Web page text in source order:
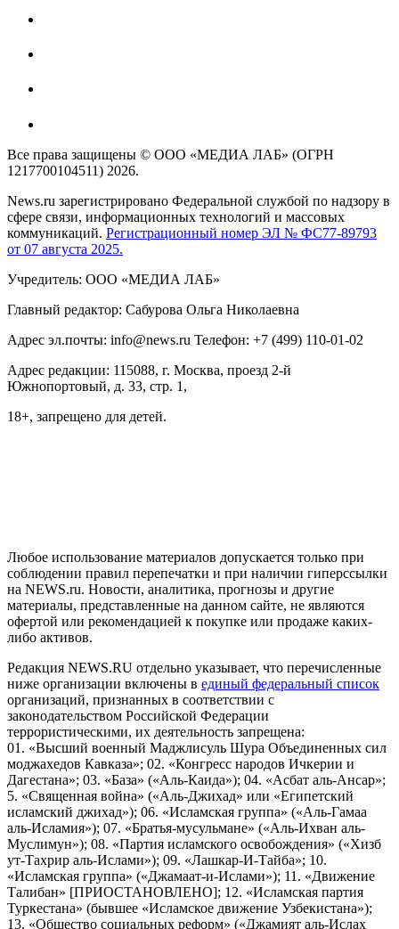
Все права защищены © ООО «МЕДИА ЛАБ» (ОГРН
1217700104511) 2026.
News.ru зарегистрировано Федеральной службой по надзору в
сфере связи, информационных технологий и массовых
коммуникаций. Регистрационный номер ЭЛ № ФС77-89793
от 07 августа 2025.
Учредитель: ООО «МЕДИА ЛАБ»
Главный редактор: Сабурова Ольга Николаевна
Адрес эл.почты: info@news.ru Телефон: +7 (499) 110-01-02
Адрес редакции: 115088, г. Москва, проезд 2-й
Южнопортовый, д. 33, стр. 1,
18+, запрещено для детей.
Любое использование материалов допускается только при
соблюдении правил перепечатки и при наличии гиперссылки
на NEWS.ru. Новости, аналитика, прогнозы и другие
материалы, представленные на данном сайте, не являются
офертой или рекомендацией к покупке или продаже каких-
либо активов.
Редакция NEWS.RU отдельно указывает, что перечисленные
ниже организации включены в единый федеральный список
организаций, признанных в соответствии с
законодательством Российской Федерации
террористическими, их деятельность запрещена:
01. «Высший военный Маджлисуль Шура Объединенных сил
моджахедов Кавказа»; 02. «Конгресс народов Ичкерии и
Дагестана»; 03. «База» («Аль-Каида»); 04. «Асбат аль-Ансар»;
5. «Священная война» («Аль-Джихад» или «Египетский
исламский джихад»); 06. «Исламская группа» («Аль-Гамаа
аль-Исламия»); 07. «Братья-мусульмане» («Аль-Ихван аль-
Муслимун»); 08. «Партия исламского освобождения» («Хизб
ут-Тахрир аль-Ислами»); 09. «Лашкар-И-Тайба»; 10.
«Исламская группа» («Джамаат-и-Ислами»); 11. «Движение
Талибан» [ПРИОСТАНОВЛЕНО]; 12. «Исламская партия
Туркестана» (бывшее «Исламское движение Узбекистана»);
13. «Общество социальных реформ» («Джамият аль-Ислах